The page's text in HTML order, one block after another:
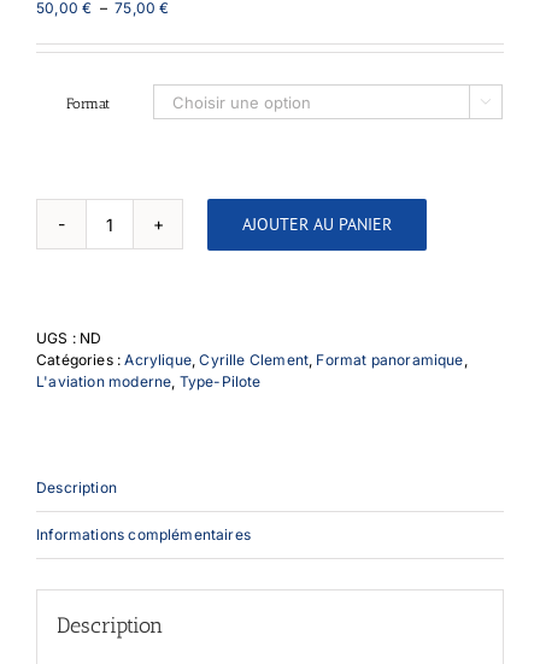
50,00€ – 75,00€Plage
prix :
à
75,00 €
Format 
quantité
de
AJOUTER AU PANIER
UGS : ND
Catégories :Acrylique,Cyrille Clement, Format panoramique,
L'aviation moderne, Type-Pilote
Description
Informations complémentaires
Description